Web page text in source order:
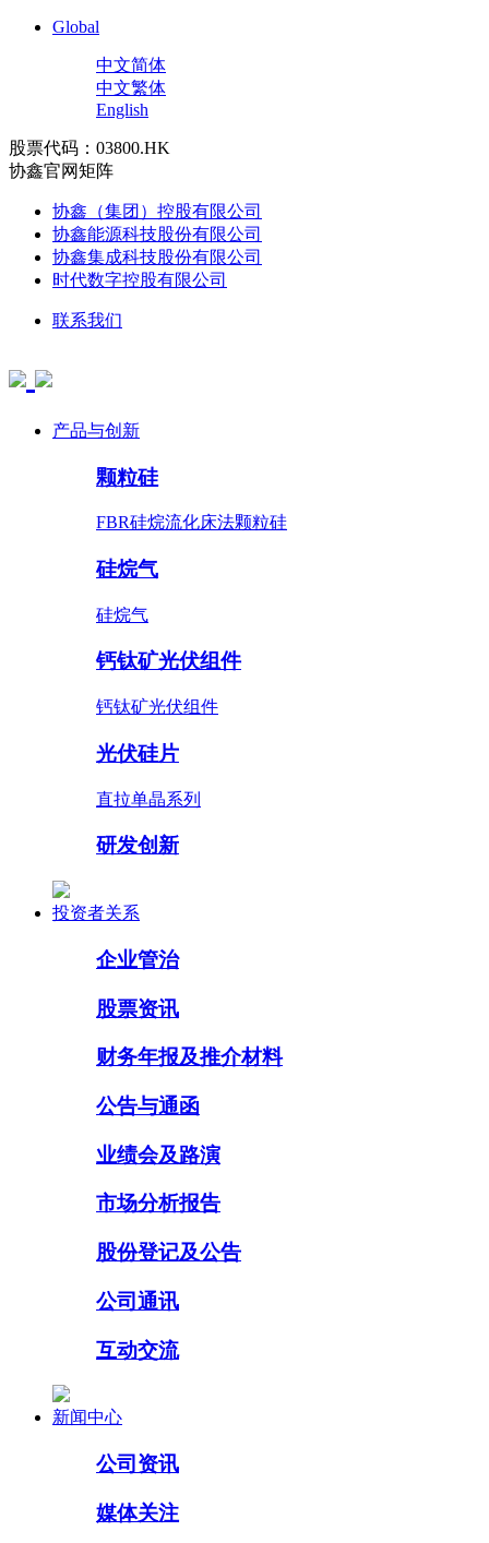
Global
中文简体
中文繁体
English
股票代码：03800.HK
协鑫官网矩阵
协鑫（集团）控股有限公司
协鑫能源科技股份有限公司
协鑫集成科技股份有限公司
时代数字控股有限公司
联系我们
产品与创新
颗粒硅
FBR硅烷流化床法颗粒硅
硅烷气
硅烷气
钙钛矿光伏组件
钙钛矿光伏组件
光伏硅片
直拉单晶系列
研发创新
投资者关系
企业管治
股票资讯
财务年报及推介材料
公告与通函
业绩会及路演
市场分析报告
股份登记及公告
公司通讯
互动交流
新闻中心
公司资讯
媒体关注